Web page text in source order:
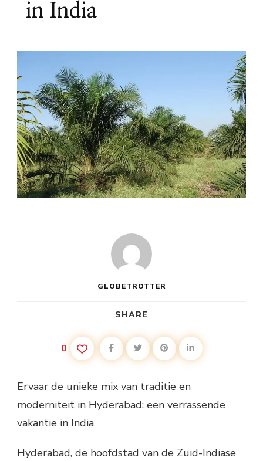
in India
GLOBETROTTER
SHARE
0
Ervaar de unieke mix van traditie en
moderniteit in Hyderabad: een verrassende
vakantie in India
Hyderabad, de hoofdstad van de Zuid-Indiase